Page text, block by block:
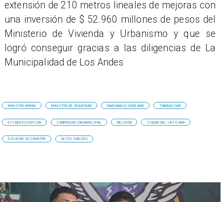
extensión de 210 metros lineales de mejoras con
una inversión de $ 52.960 millones de pesos del
Ministerio de Vivienda y Urbanismo y que se
logró conseguir gracias a las diligencias de La
Municipalidad de Los Andes
MINISTRO ARRAU MINISTRO DE SEGURIDAD MARIANA DI GIROLAMO TABAQUISMO
ESTADO EXCEPCIÓN COMPENSACIÓN MUNICIPAL RELIGIÓN CIUDAD DEL VATICANO
ESCUCHA SU CORAZÓN ALTOS SUELDOS